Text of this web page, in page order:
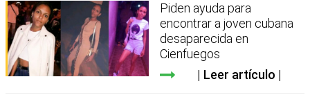
Piden ayuda para
encontrar a joven cubana
desaparecida en
Cienfuegos
Leer artículo